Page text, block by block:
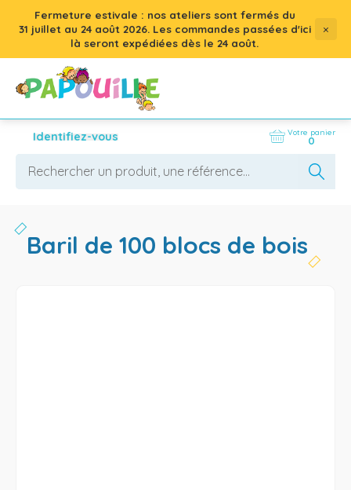
Fermeture estivale : nos ateliers sont fermés du
31 juillet au 24 août 2026. Les commandes passées d'ici
là seront expédiées dès le 24 août.
×
Identifiez-vous Votre panier
0
baril de 100 blocs de bois